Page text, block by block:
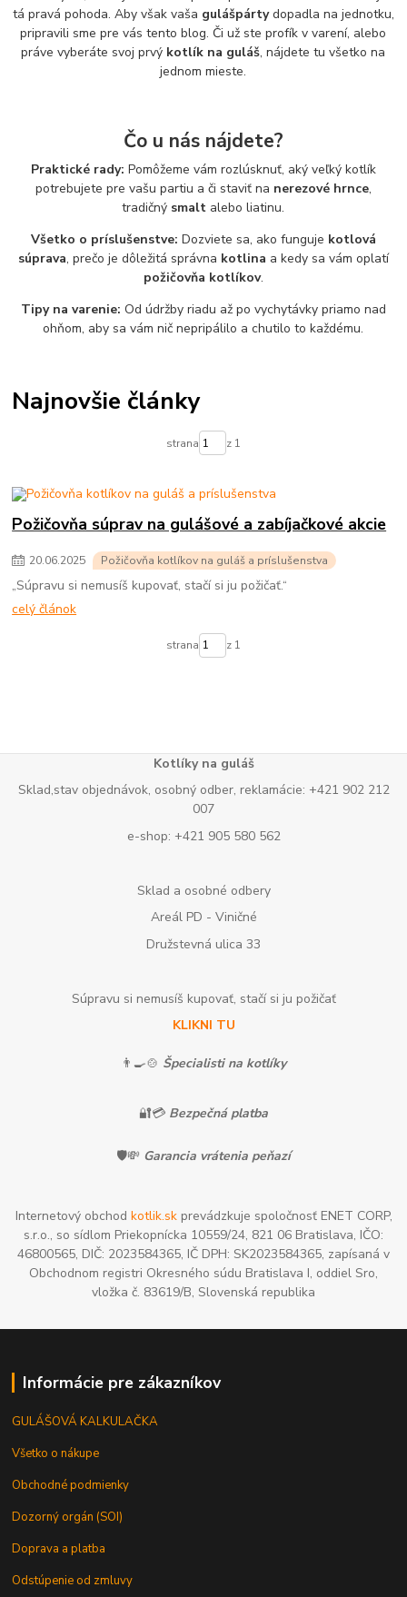
tá pravá pohoda. Aby však vaša gulášpártydopadla na jednotku,
pripravili sme pre vás tento blog. Či už ste profík v varení, alebo
práve vyberáte svoj prvý kotlík na guláš, nájdete tu všetko na
jednom mieste.
Čo u nás nájdete?
Praktické rady: Pomôžeme vám rozlúsknuť, aký veľký kotlík
potrebujete pre vašu partiu a či staviť na nerezové hrnce,
tradičný smalt alebo liatinu.
Všetko o príslušenstve: Dozviete sa, ako funguje kotlová
súprava, prečo je dôležitá správna kotlina a kedy sa vám oplatí
požičovňa kotlíkov.
Tipy na varenie: Od údržby riadu až po vychytávky priamo nad
ohňom, aby sa vám nič nepripálilo a chutilo to každému.
Najnovšie články
strana z 1
Požičovňa súprav na gulášové a zabíjačkové akcie
20.06.2025 Požičovňa kotlíkov na guláš a príslušenstva
„Súpravu si nemusíš kupovať, stačí si ju požičať.“
celý článok
strana z 1
Kotlíky na guláš
Sklad,stav objednávok, osobný odber, reklamácie: +421 902 212
007
e-shop: +421 905 580 562
Sklad a osobné odbery
Areál PD - Viničné
Družstevná ulica 33
Súpravu si nemusíš kupovať, stačí si ju požičať
KLIKNI TU
👨‍🍳🍲 Špecialisti na kotlíky
🔐💳 Bezpečná platba
🛡️💸 Garancia vrátenia peňazí
Internetový obchod kotlik.skprevádzkuje spoločnosť ENET CORP,
s.r.o., so sídlom Priekopnícka 10559/24, 821 06 Bratislava, IČO:
46800565, DIČ: 2023584365, IČ DPH: SK2023584365, zapísaná v
Obchodnom registri Okresného súdu Bratislava I, oddiel Sro,
vložka č. 83619/B, Slovenská republika
Informácie pre zákazníkov
GULÁŠOVÁ KALKULAČKA
Všetko o nákupe
Obchodné podmienky
Dozorný orgán (SOI)
Doprava a platba
Odstúpenie od zmluvy